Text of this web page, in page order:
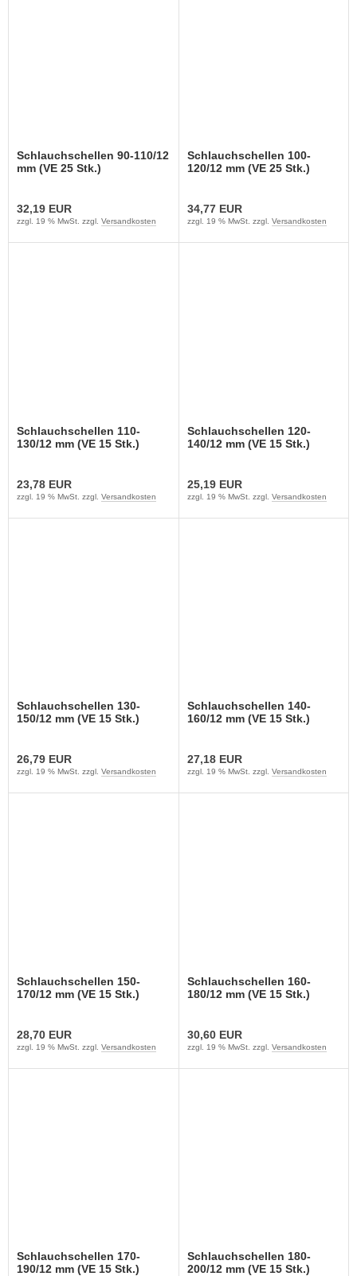
Schlauchschellen 90-110/12
mm (VE 25 Stk.)
32,19 EUR
zzgl. 19 % MwSt. zzgl. Versandkosten
Schlauchschellen 100-
120/12 mm (VE 25 Stk.)
34,77 EUR
zzgl. 19 % MwSt. zzgl. Versandkosten
Schlauchschellen 110-
130/12 mm (VE 15 Stk.)
23,78 EUR
zzgl. 19 % MwSt. zzgl. Versandkosten
Schlauchschellen 120-
140/12 mm (VE 15 Stk.)
25,19 EUR
zzgl. 19 % MwSt. zzgl. Versandkosten
Schlauchschellen 130-
150/12 mm (VE 15 Stk.)
26,79 EUR
zzgl. 19 % MwSt. zzgl. Versandkosten
Schlauchschellen 140-
160/12 mm (VE 15 Stk.)
27,18 EUR
zzgl. 19 % MwSt. zzgl. Versandkosten
Schlauchschellen 150-
170/12 mm (VE 15 Stk.)
28,70 EUR
zzgl. 19 % MwSt. zzgl. Versandkosten
Schlauchschellen 160-
180/12 mm (VE 15 Stk.)
30,60 EUR
zzgl. 19 % MwSt. zzgl. Versandkosten
Schlauchschellen 170-
190/12 mm (VE 15 Stk.)
Schlauchschellen 180-
200/12 mm (VE 15 Stk.)